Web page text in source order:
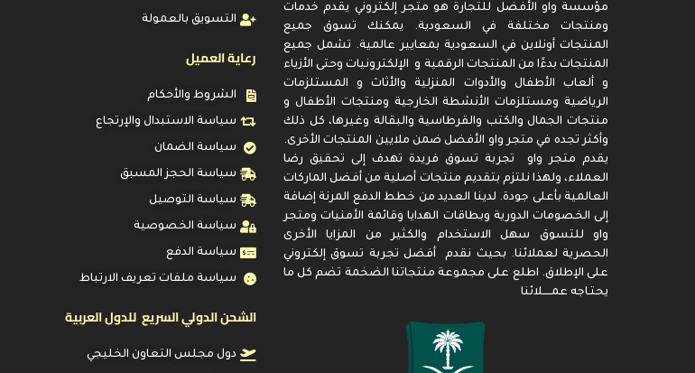
مؤسسة واو الأفضل للتجارة هو متجر إلكتروني يقدم خدمات
ومنتجات مختلفة في السعودية. يمكنك تسوق جميع
المنتجات أونلاين في السعودية بمعايير عالمية. تشمل جميع
المنتجات بدءًا من المنتجات الرقمية و الإلكترونيات وحتى الأزياء
و ألعاب الأطفال والأدوات المنزلية والأثاث و المستلزمات
الرياضية ومستلزمات الأنشطة الخارجية ومنتجات الأطفال و
منتجات الجمال والكتب والقرطاسية والبقالة وغيرها، كل ذلك
وأكثر تجده في متجر واو الأفضل ضمن ملايين المنتجات الأخرى.
يقدم متجر واو تجربة تسوق فريدة تهدف إلى تحقيق رضا
العملاء، ولهذا نلتزم بتقديم منتجات أصلية من أفضل الماركات
العالمية بأعلى جودة. لدينا العديد من خطط الدفع المرنة إضافة
إلى الخصومات الدورية وبطاقات الهدايا وقائمة الأمنيات ومتجر
واو للتسوق سهل الاستخدام والكثير من المزايا الأخرى
الحصرية لعملائنا. بحيث نقدم أفضل تجربة تسوق إلكتروني
على الإطلاق. اطلع على مجموعة منتجاتنا الضخمة تضم كل ما
يحتـاجه عمـــــلائنا
التسويق بالعمولة
رعاية العميل
الشروط والأحكام
سياسة الاستبدال والإرتجاع
سياسة الضمان
سياسة الحجز المسبق
سياسة التوصيل
سياسة الخصوصية
سياسة الدفع
سياسة ملفات تعريف الارتباط
الشحن الدولي السريع للدول العربية
دول مجلس التعاون الخليجي